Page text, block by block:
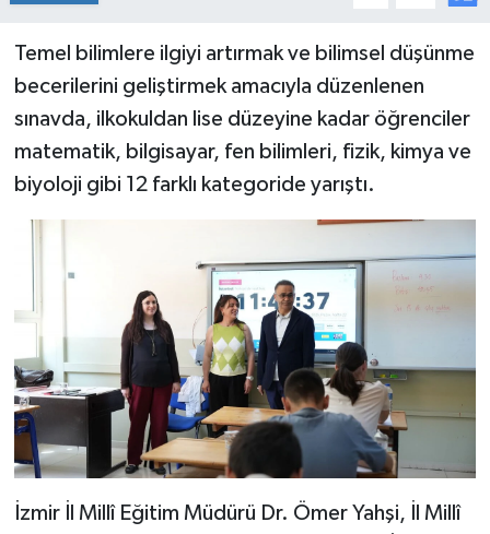
Temel bilimlere ilgiyi artırmak ve bilimsel düşünme
becerilerini geliştirmek amacıyla düzenlenen
sınavda, ilkokuldan lise düzeyine kadar öğrenciler
matematik, bilgisayar, fen bilimleri, fizik, kimya ve
biyoloji gibi 12 farklı kategoride yarıştı.
İzmir İl Millî Eğitim Müdürü Dr. Ömer Yahşi, İl Millî